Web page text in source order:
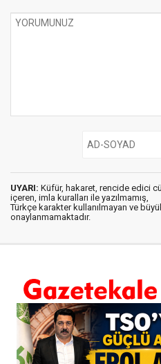
UYARI: Küfür, hakaret, rencide edici
içeren, imla kuralları ile yazılmamış,
Türkçe karakter kullanılmayan ve
onaylanmamaktadır.